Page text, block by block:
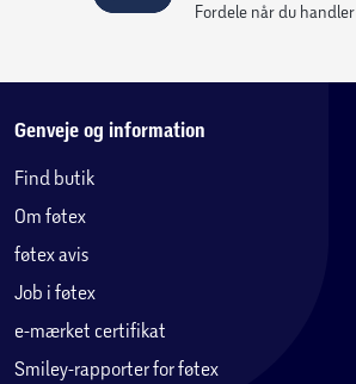
Fordele når du handler
Genveje og information
Find butik
Om føtex
føtex avis
Job i føtex
e-mærket certifikat
Smiley-rapporter for føtex